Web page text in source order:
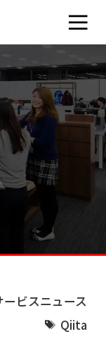
ービスニュース
Qiita